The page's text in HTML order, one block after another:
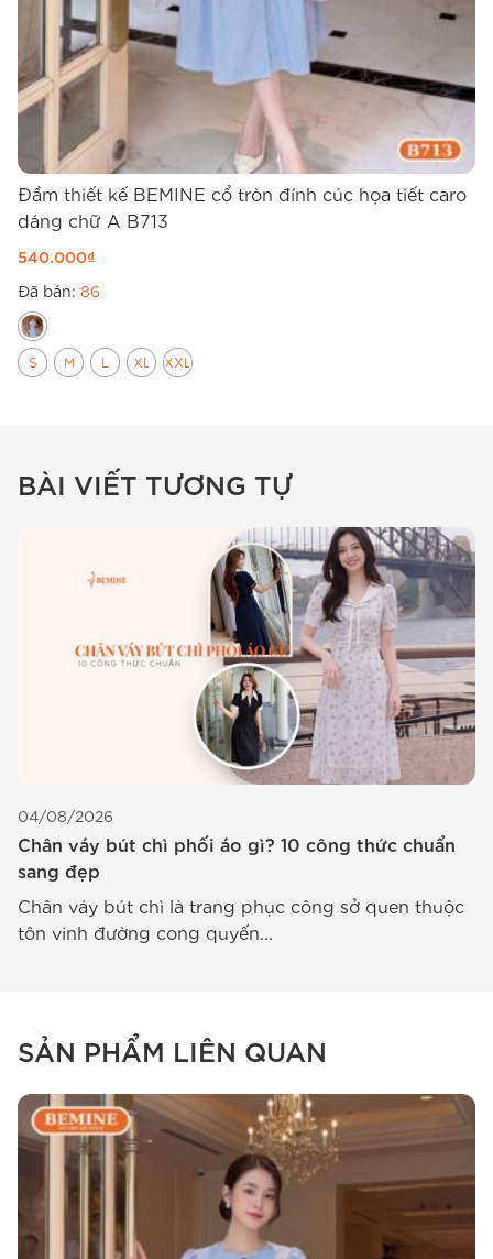
Đầm thiết kế BEMINE cổ tròn đính cúc họa tiết caro
dáng chữ A B713
540.000₫
Đã bán: 86
S M L XL XXL
BÀI VIẾT TƯƠNG TỰ
04/08/2026
Chân váy bút chì phối áo gì? 10 công thức chuẩn
sang đẹp
Chân váy bút chì là trang phục công sở quen thuộc
tôn vinh đường cong quyến...
SẢN PHẨM LIÊN QUAN